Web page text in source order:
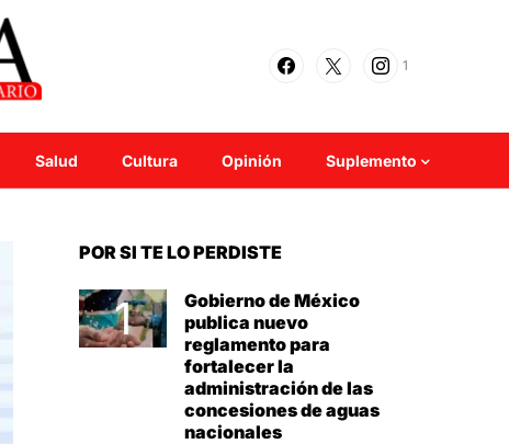
1
Salud Cultura Opinión Suplemento
POR SI TE LO PERDISTE
Gobierno de México
publica nuevo
reglamento para
fortalecer la
administración de las
concesiones de aguas
nacionales